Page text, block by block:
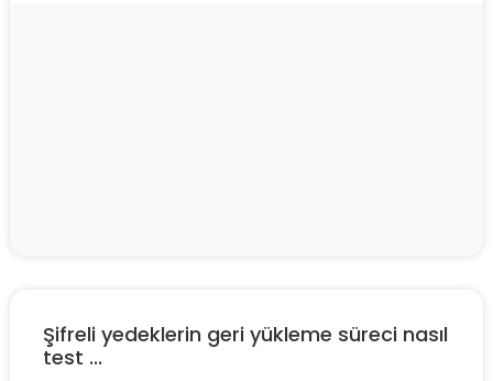
Şifreli yedeklerin geri yükleme süreci nasıl
test ...